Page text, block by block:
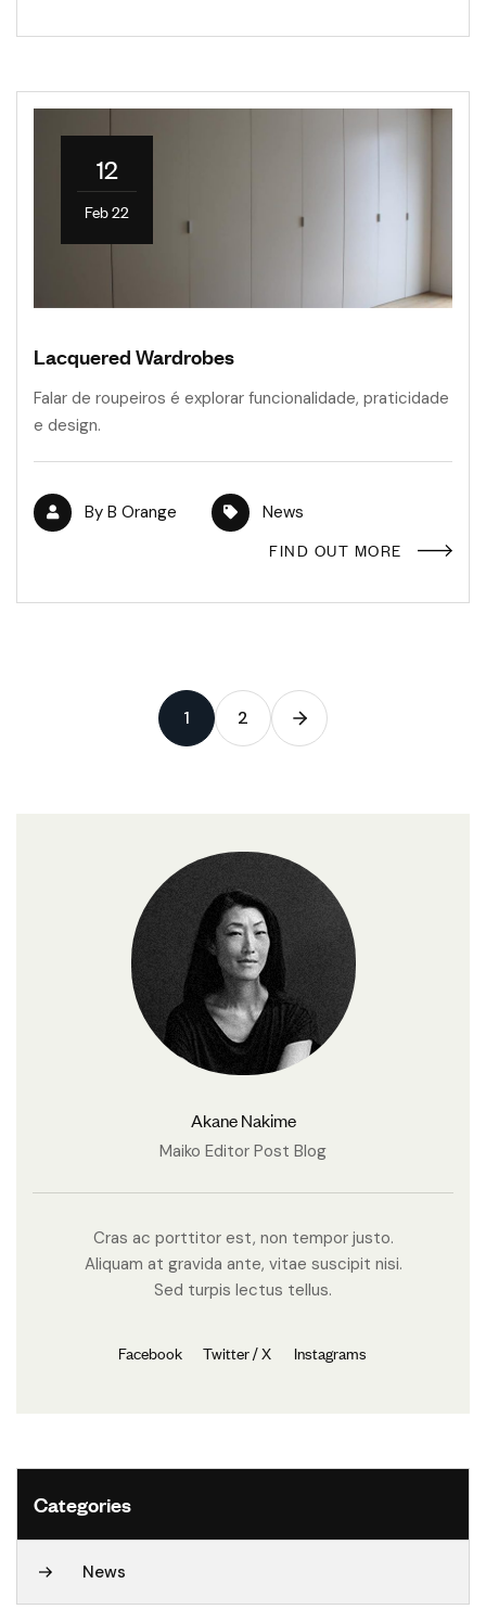
12
Feb 22
Lacquered Wardrobes
Falar de roupeiros é explorar funcionalidade, praticidade
e design.
By B Orange News
FIND OUT MORE
1 2
Akane Nakime
Maiko Editor Post Blog
Cras ac porttitor est, non tempor justo.
Aliquam at gravida ante, vitae suscipit nisi.
Sed turpis lectus tellus.
Facebook Twitter / X Instagrams
Categories
News